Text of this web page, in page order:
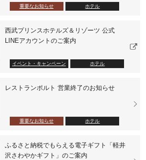
重要なお知らせ ホテル
西武プリンスホテルズ＆リゾーツ 公式
LINEアカウントのご案内
イベント・キャンペーン ホテル
レストランポルト 営業終了のお知らせ
重要なお知らせ ホテル
ふるさと納税でもらえる電子ギフト「軽井
沢さわやかギフト」のご案内